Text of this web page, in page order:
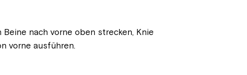
nach vorne oben strecken, Knie
vorne ausführen.